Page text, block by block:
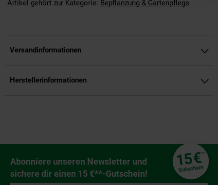
Artikel gehört zur Kategorie: Bepflanzung & Gartenpflege
Versandinformationen
Herstellerinformationen
Newsletter Anmeldung
Abonniere unseren Newsletter und
sichere dir einen 15 €**-Gutschein!
15€**
Gutschein